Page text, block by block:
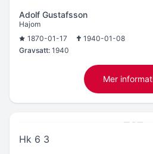
Adolf Gustafsson
Hajom
1870-01-17
1940-01-08
Gravsatt: 1940
Mer
Hk 6 3